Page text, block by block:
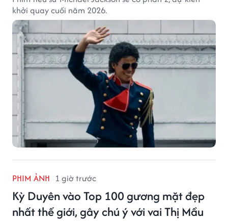
khởi quay cuối năm 2026.
PHIM ẢNH 1 giờ trước
Kỳ Duyên vào Top 100 gương mặt đẹp
nhất thế giới, gây chú ý với vai Thị Mầu